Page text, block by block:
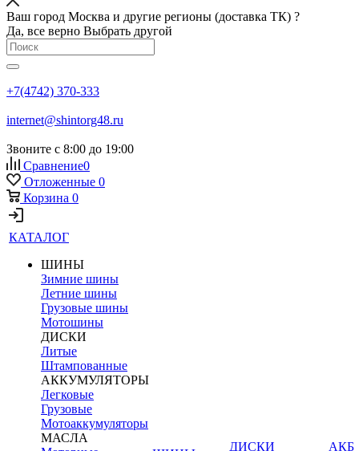
Ваш город Москва и другие регионы (доставка ТК) ?
Да, все верно Выбрать другой
+7(4742) 370-333
internet@shintorg48.ru
Звоните с 8:00 до 19:00
Сравнение0
Отложенные 0
Корзина 0
КАТАЛОГ
ШИНЫ
Зимние шины
Летние шины
Грузовые шины
Мотошины
ДИСКИ
Литые
Штампованные
АККУМУЛЯТОРЫ
Легковые
Грузовые
Мотоаккумуляторы
МАСЛА
ДИСКИ
АКБ